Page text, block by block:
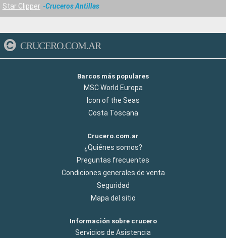
Star Clipper
Cruceros Antillas
CRUCERO.COM.AR
Barcos más populares
MSC World Europa
Icon of the Seas
Costa Toscana
Crucero.com.ar
¿Quiénes somos?
Preguntas frecuentes
Condiciones generales de venta
Seguridad
Mapa del sitio
Información sobre crucero
Servicios de Asistencia